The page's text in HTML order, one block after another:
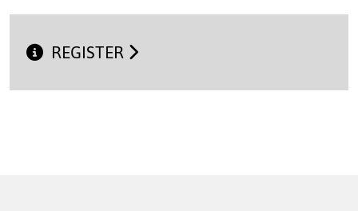
REGISTER